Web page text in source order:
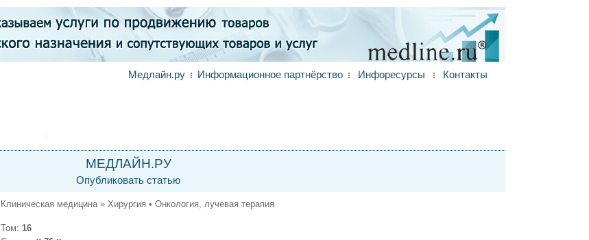
Медлайн.ру Информационное партнёрство Инфоресурсы Контакты
МЕДЛАЙН.РУ
Опубликовать статью
Клиническая медицина » Хирургия • Онкология, лучевая терапия
Том: 16